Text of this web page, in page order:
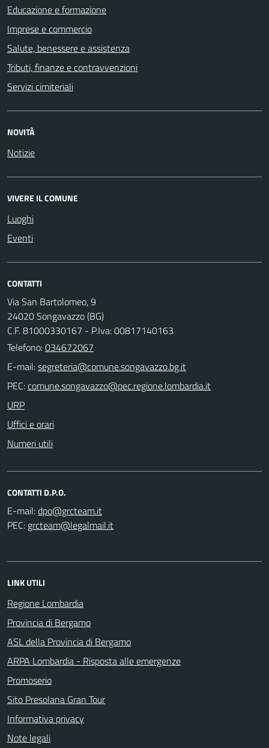
Educazione e formazione
Imprese e commercio
Salute, benessere e assistenza
Tributi, finanze e contravvenzioni
Servizi cimiteriali
NOVITÀ
Notizie
VIVERE IL COMUNE
Luoghi
Eventi
CONTATTI
Via San Bartolomeo, 9
24020 Songavazzo (BG)
C.F. 81000330167 - P.Iva: 00817140163
Telefono:034672067
E-mail:
PEC:
URP
Uffici e orari
Numeri utili
CONTATTI D.P.O.
E-mail:
PEC:
LINK UTILI
Regione Lombardia
Provincia di Bergamo
ASL della Provincia di Bergamo
ARPA Lombardia - Risposta alle emergenze
Promoserio
Sito Presolana Gran Tour
Informativa privacy
Note legali